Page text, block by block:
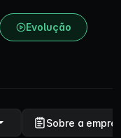
Evolução
Sobre a